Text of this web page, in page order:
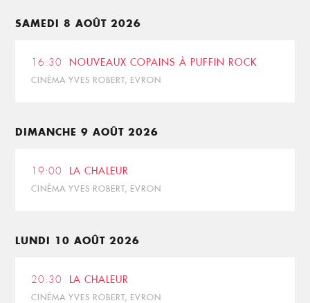
SAMEDI 8 AOÛT 2026
16:30 NOUVEAUX COPAINS À PUFFIN ROCK
CINÉMA YVES ROBERT, EVRON
DIMANCHE 9 AOÛT 2026
19:00 LA CHALEUR
CINÉMA YVES ROBERT, EVRON
LUNDI 10 AOÛT 2026
20:30 LA CHALEUR
CINÉMA YVES ROBERT, EVRON